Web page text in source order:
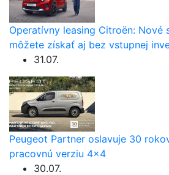
Operatívny leasing Citroën: Nové
môžete získať aj bez vstupnej
31.07.
Peugeot Partner oslavuje 30
pracovnú verziu 4×4
30.07.